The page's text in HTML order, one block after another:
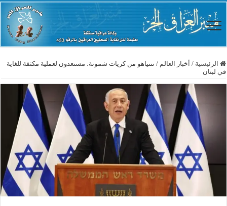
الرئيسية / أخبار العالم / نتنياهو من كريات شمونة: مستعدون لعملية مكثفة للغاية
في لبنان